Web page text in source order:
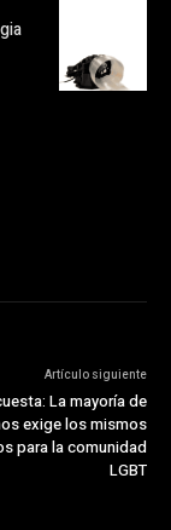
Artículo siguiente
La mayoría de
exige los mismos
para la comunidad
LGBT